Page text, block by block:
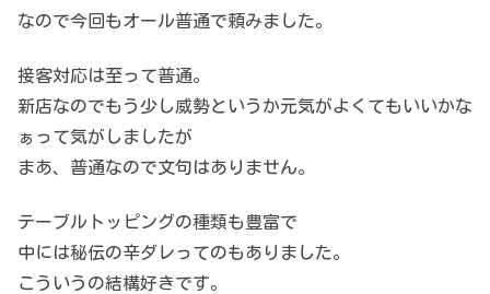
なので今回もオール普通で頼みました。
接客対応は至って普通。
新店なのでもう少し威勢というか元気がよくてもいいかな
ぁって気がしましたが
まあ、普通なので文句はありません。
テーブルトッピングの種類も豊富で
中には秘伝の辛ダレってのもありました。
こういうの結構好きです。